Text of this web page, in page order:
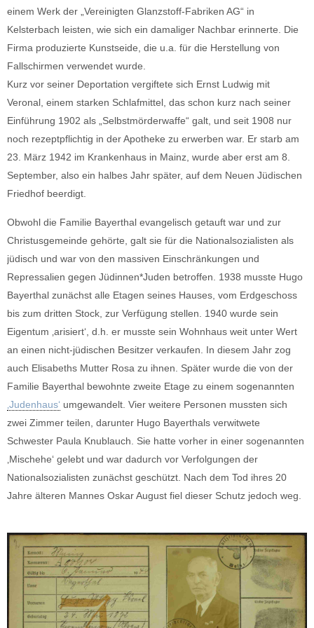
einem Werk der „Vereinigten Glanzstoff-Fabriken AG“ in
Kelsterbach leisten, wie sich ein damaliger Nachbar erinnerte. Die
Firma produzierte Kunstseide, die u.a. für die Herstellung von
Fallschirmen verwendet wurde.
Kurz vor seiner Deportation vergiftete sich Ernst Ludwig mit
Veronal, einem starken Schlafmittel, das schon kurz nach seiner
Einführung 1902 als „Selbstmörderwaffe“ galt, und seit 1908 nur
noch rezeptpflichtig in der Apotheke zu erwerben war. Er starb am
23. März 1942 im Krankenhaus in Mainz, wurde aber erst am 8.
September, also ein halbes Jahr später, auf dem Neuen Jüdischen
Friedhof beerdigt.
Obwohl die Familie Bayerthal evangelisch getauft war und zur
Christusgemeinde gehörte, galt sie für die Nationalsozialisten als
jüdisch und war von den massiven Einschränkungen und
Repressalien gegen Jüdinnen*Juden betroffen. 1938 musste Hugo
Bayerthal zunächst alle Etagen seines Hauses, vom Erdgeschoss
bis zum dritten Stock, zur Verfügung stellen. 1940 wurde sein
Eigentum ‚arisiert‘, d.h. er musste sein Wohnhaus weit unter Wert
an einen nicht-jüdischen Besitzer verkaufen. In diesem Jahr zog
auch Elisabeths Mutter Rosa zu ihnen. Später wurde die von der
Familie Bayerthal bewohnte zweite Etage zu einem sogenannten
‚Judenhaus‘ umgewandelt. Vier weitere Personen mussten sich
zwei Zimmer teilen, darunter Hugo Bayerthals verwitwete
Schwester Paula Knublauch. Sie hatte vorher in einer sogenannten
‚Mischehe‘ gelebt und war dadurch vor Verfolgungen der
Nationalsozialisten zunächst geschützt. Nach dem Tod ihres 20
Jahre älteren Mannes Oskar August fiel dieser Schutz jedoch weg.